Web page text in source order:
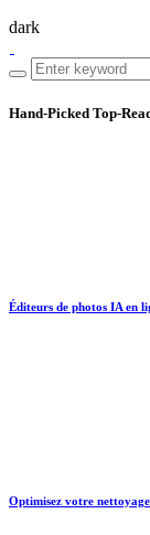
dark
Hand-Picked Top-
Éditeurs de photos IA en
Optimisez votre